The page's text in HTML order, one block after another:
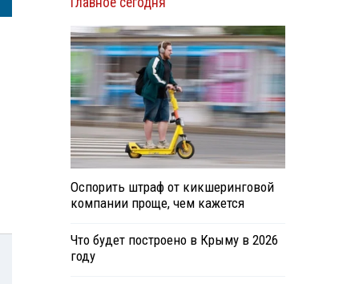
Оспорить штраф от кикшеринговой
компании проще, чем кажется
Что будет построено в Крыму в 2026
году